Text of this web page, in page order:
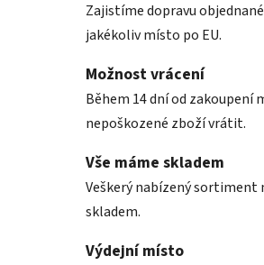
Zajistíme dopravu
jakékoliv místo po EU.
Možnost vrácení
Během 14 dní od zakoupení
nepoškozené zboží vrátit.
Vše máme skladem
Veškerý nabízený sortiment
skladem.
Výdejní místo